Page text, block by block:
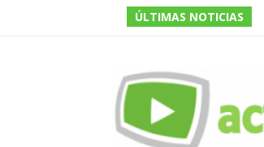
ÚLTIMAS NOTICIAS